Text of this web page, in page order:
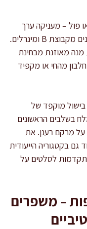
פול – מעניקה ערך
מוסף לסלט בורגול מבחינת חלבון, ויטמינים מקבוצת B ומינרלים.
מנה מאוזנת מבחינת
מהחי או מקפיד
בישול מוקפד של
בשלבים הראשונים
על מרקם רענן. את
בקטגוריה הייעודית
לסלטים על
– משפרים